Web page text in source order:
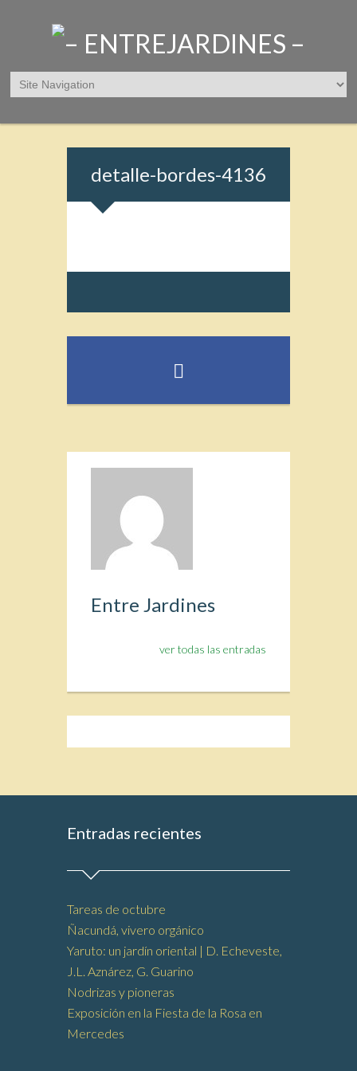
detalle-bordes-4136
Entre Jardines
ver todas las entradas
Entradas recientes
Tareas de octubre
Ñacundá, vivero orgánico
Yaruto: un jardín oriental | D. Echeveste,
J.L. Aznárez, G. Guarino
Nodrizas y pioneras
Exposición en la Fiesta de la Rosa en
Mercedes